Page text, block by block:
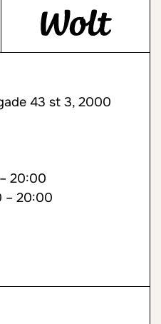
43 st 3, 2000
20:00
– 20:00